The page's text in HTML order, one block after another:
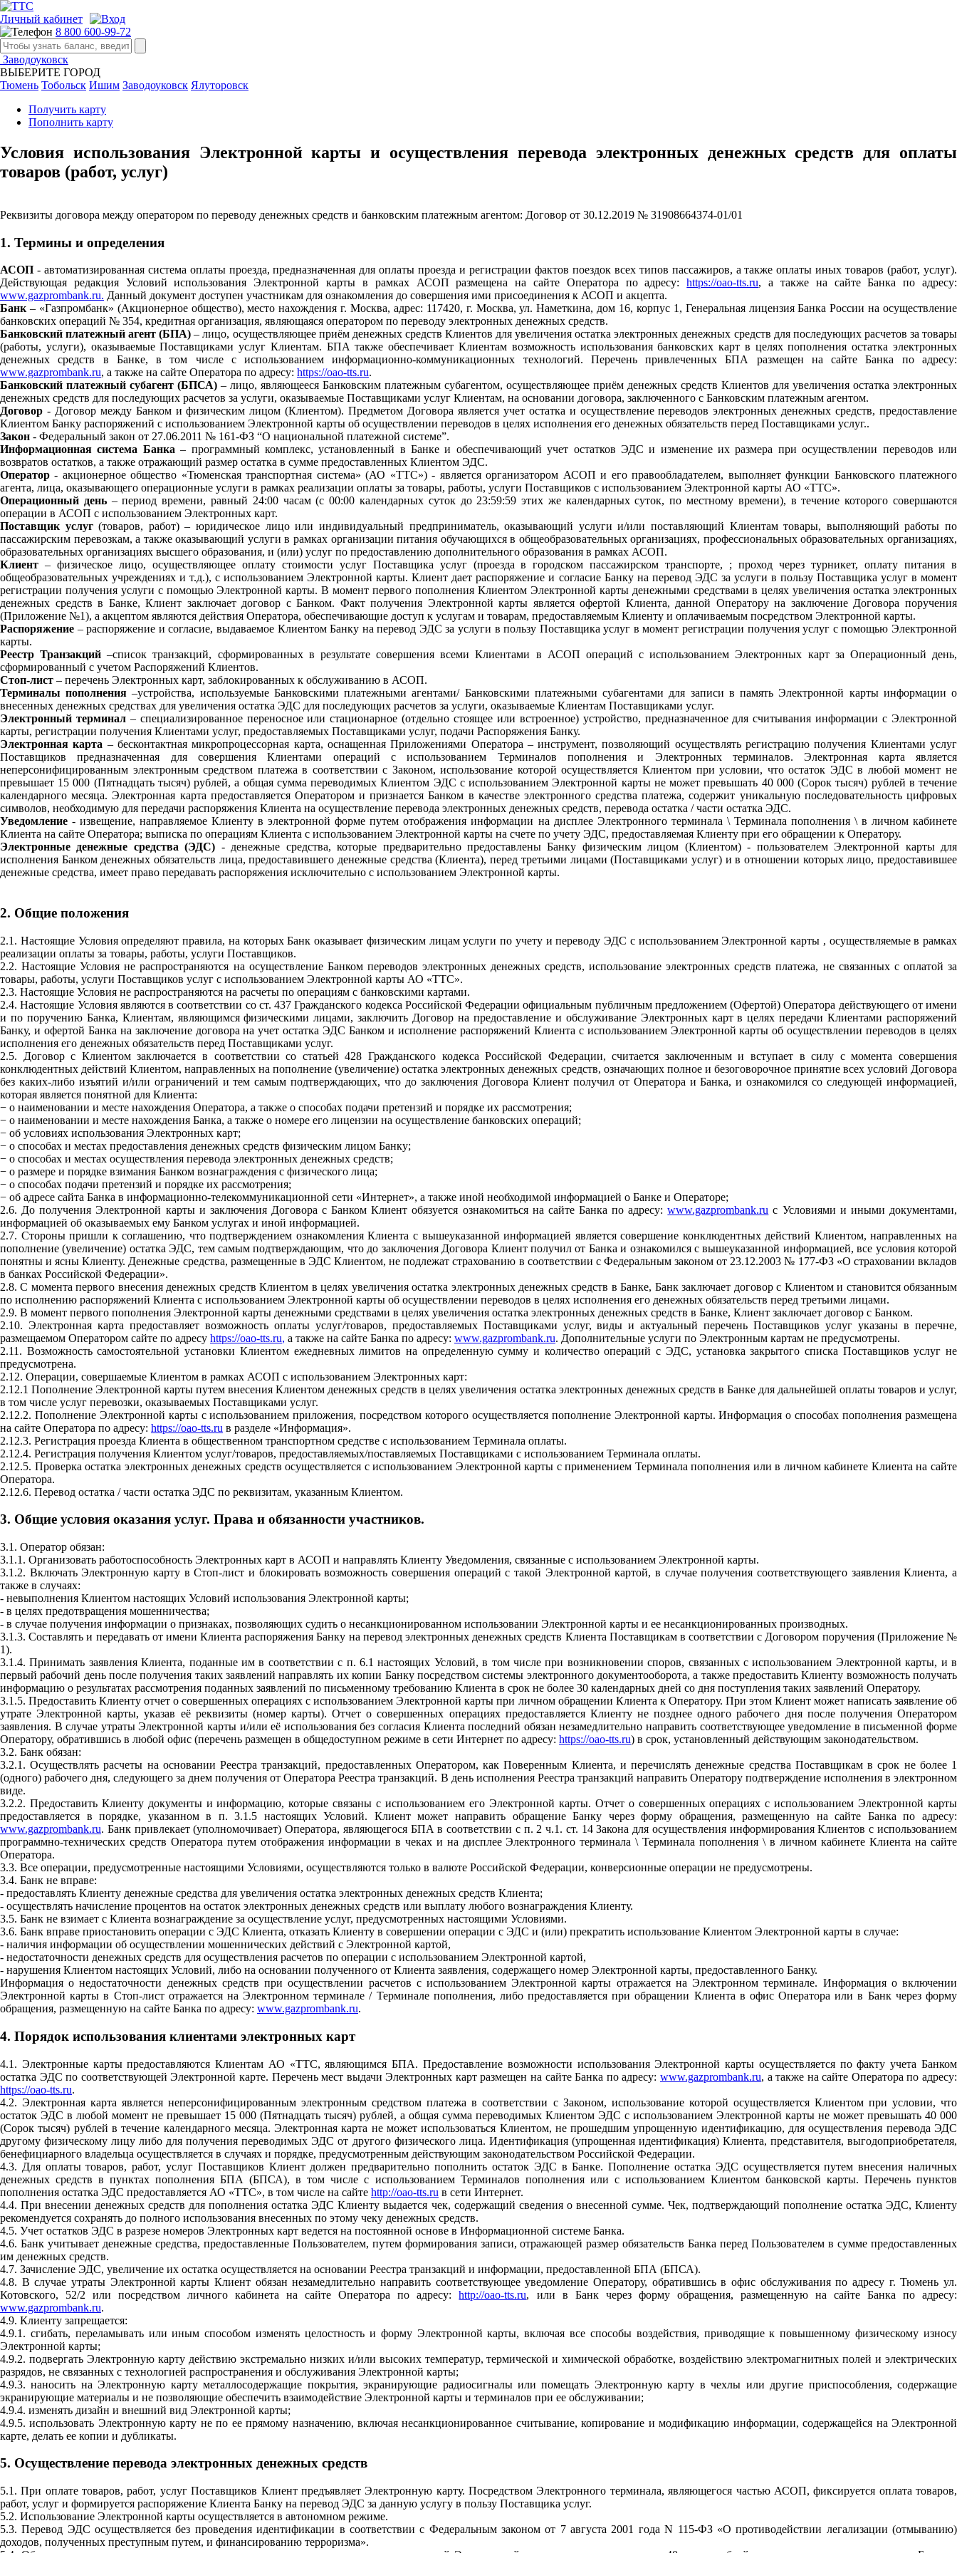
Личный кабинет
8 800 600-99-72
Заводоуковск
ВЫБЕРИТЕ ГОРОД
Тюмень Тобольск Ишим Заводоуковск Ялуторовск
Получить карту
Пополнить карту
Условия использования Электронной карты и осуществления перевода электронных денежных средств для оплаты
товаров (работ, услуг)
Реквизиты договора между оператором по переводу денежных средств и банковским платежным агентом: Договор от 30.12.2019 № 31908664374-01/01
1. Термины и определения
АСОП - автоматизированная система оплаты проезда, предназначенная для оплаты проезда и регистрации фактов поездок всех типов пассажиров, а также оплаты иных товаров (работ, услуг).
Действующая редакция Условий использования Электронной карты в рамках АСОП размещена на сайте Оператора по адресу:https://oao-tts.ru, а также на сайте Банка по адресу:
www.gazprombank.ru. Данный документ доступен участникам для ознакомления до совершения ими присоединения к АСОП и акцепта.
Банк – «Газпромбанк» (Акционерное общество), место нахождения г. Москва, адрес: 117420, г. Москва, ул. Наметкина, дом 16, корпус 1, Генеральная лицензия Банка России на осуществление
банковских операций № 354, кредитная организация, являющаяся оператором по переводу электронных денежных средств.
Банковский платежный агент (БПА) – лицо, осуществляющее приём денежных средств Клиентов для увеличения остатка электронных денежных средств для последующих расчетов за товары
(работы, услуги), оказываемые Поставщиками услуг Клиентам. БПА также обеспечивает Клиентам возможность использования банковских карт в целях пополнения остатка электронных
денежных средств в Банке, в том числе с использованием информационно-коммуникационных технологий. Перечень привлеченных БПА размещен на сайте Банка по адресу:
www.gazprombank.ru, а также на сайте Оператора по адресу: https://oao-tts.ru.
Банковский платежный субагент (БПСА) – лицо, являющееся Банковским платежным субагентом, осуществляющее приём денежных средств Клиентов для увеличения остатка электронных
денежных средств для последующих расчетов за услуги, оказываемые Поставщиками услуг Клиентам, на основании договора, заключенного с Банковским платежным агентом.
Договор - Договор между Банком и физическим лицом (Клиентом). Предметом Договора является учет остатка и осуществление переводов электронных денежных средств, предоставление
Клиентом Банку распоряжений с использованием Электронной карты об осуществлении переводов в целях исполнения его денежных обязательств перед Поставщиками услуг..
Закон - Федеральный закон от 27.06.2011 № 161-ФЗ “О национальной платежной системе”.
Информационная система Банка – программный комплекс, установленный в Банке и обеспечивающий учет остатков ЭДС и изменение их размера при осуществлении переводов или
возвратов остатков, а также отражающий размер остатка в сумме предоставленных Клиентом ЭДС.
Оператор- акционерное общество «Тюменская транспортная система» (АО «ТТС») - является организатором АСОП и его правообладателем, выполняет функции Банковского платежного
агента, лица, оказывающего операционные услуги в рамках реализации оплаты за товары, работы, услуги Поставщиков с использованием Электронной карты АО «ТТС».
Операционный день– период времени, равный 24:00 часам (с 00:00 календарных суток до 23:59:59 этих же календарных суток, по местному времени), в течение которого совершаются
операции в АСОП с использованием Электронных карт.
Поставщик услуг(товаров, работ) – юридическое лицо или индивидуальный предприниматель, оказывающий услуги и/или поставляющий Клиентам товары, выполняющий работы по
пассажирским перевозкам, а также оказывающий услуги в рамках организации питания обучающихся в общеобразовательных организациях, профессиональных образовательных организациях,
образовательных организациях высшего образования, и (или) услуг по предоставлению дополнительного образования в рамках АСОП.
Клиент – физическое лицо, осуществляющее оплату стоимости услуг Поставщика услуг (проезда в городском пассажирском транспорте, ; проход через турникет, оплату питания в
общеобразовательных учреждениях и т.д.), с использованием Электронной карты. Клиент дает распоряжение и согласие Банку на перевод ЭДС за услуги в пользу Поставщика услуг в момент
регистрации получения услуги с помощью Электронной карты. В момент первого пополнения Клиентом Электронной карты денежными средствами в целях увеличения остатка электронных
денежных средств в Банке, Клиент заключает договор с Банком. Факт получения Электронной карты является офертой Клиента, данной Оператору на заключение Договора поручения
(Приложение №1), а акцептом являются действия Оператора, обеспечивающие доступ к услугам и товарам, предоставляемым Клиенту и оплачиваемым посредством Электронной карты.
Распоряжение – распоряжение и согласие, выдаваемое Клиентом Банку на перевод ЭДС за услуги в пользу Поставщика услуг в момент регистрации получения услуг с помощью Электронной
карты.
Реестр Транзакций –список транзакций, сформированных в результате совершения всеми Клиентами в АСОП операций с использованием Электронных карт за Операционный день,
сформированный с учетом Распоряжений Клиентов.
Стоп-лист – перечень Электронных карт, заблокированных к обслуживанию в АСОП.
Терминалы пополнения –устройства, используемые Банковскими платежными агентами/ Банковскими платежными субагентами для записи в память Электронной карты информации о
внесенных денежных средствах для увеличения остатка ЭДС для последующих расчетов за услуги, оказываемые Клиентам Поставщиками услуг.
Электронный терминал– специализированное переносное или стационарное (отдельно стоящее или встроенное) устройство, предназначенное для считывания информации с Электронной
карты, регистрации получения Клиентами услуг, предоставляемых Поставщиками услуг, подачи Распоряжения Банку.
Электронная карта – бесконтактная микропроцессорная карта, оснащенная Приложениями Оператора – инструмент, позволяющий осуществлять регистрацию получения Клиентами услуг
Поставщиков предназначенная для совершения Клиентами операций с использованием Терминалов пополнения и Электронных терминалов. Электронная карта является
неперсонифицированным электронным средством платежа в соответствии с Законом, использование которой осуществляется Клиентом при условии, что остаток ЭДС в любой момент не
превышает 15 000 (Пятнадцать тысяч) рублей, а общая сумма переводимых Клиентом ЭДС с использованием Электронной карты не может превышать 40 000 (Сорок тысяч) рублей в течение
календарного месяца. Электронная карта предоставляется Оператором и признается Банком в качестве электронного средства платежа, содержит уникальную последовательность цифровых
символов, необходимую для передачи распоряжения Клиента на осуществление перевода электронных денежных средств, перевода остатка / части остатка ЭДС.
Уведомление - извещение, направляемое Клиенту в электронной форме путем отображения информации на дисплее Электронного терминала \ Терминала пополнения \ в личном кабинете
Клиента на сайте Оператора; выписка по операциям Клиента с использованием Электронной карты на счете по учету ЭДС, предоставляемая Клиенту при его обращении к Оператору.
Электронные денежные средства (ЭДС) - денежные средства, которые предварительно предоставлены Банку физическим лицом (Клиентом) - пользователем Электронной карты для
исполнения Банком денежных обязательств лица, предоставившего денежные средства (Клиента), перед третьими лицами (Поставщиками услуг) и в отношении которых лицо, предоставившее
денежные средства, имеет право передавать распоряжения исключительно с использованием Электронной карты.
2. Общие положения
2.1. Настоящие Условия определяют правила, на которых Банк оказывает физическим лицам услуги по учету и переводу ЭДС с использованием Электронной карты , осуществляемые в рамках
реализации оплаты за товары, работы, услуги Поставщиков.
2.2. Настоящие Условия не распространяются на осуществление Банком переводов электронных денежных средств, использование электронных средств платежа, не связанных с оплатой за
товары, работы, услуги Поставщиков услуг с использованием Электронной карты АО «ТТС».
2.3. Настоящие Условия не распространяются на расчеты по операциям с банковскими картами.
2.4. Настоящие Условия являются в соответствии со ст. 437 Гражданского кодекса Российской Федерации официальным публичным предложением (Офертой) Оператора действующего от имени
и по поручению Банка, Клиентам, являющимся физическими лицами, заключить Договор на предоставление и обслуживание Электронных карт в целях передачи Клиентами распоряжений
Банку, и офертой Банка на заключение договора на учет остатка ЭДС Банком и исполнение распоряжений Клиента с использованием Электронной карты об осуществлении переводов в целях
исполнения его денежных обязательств перед Поставщиками услуг.
2.5. Договор с Клиентом заключается в соответствии со статьей 428 Гражданского кодекса Российской Федерации, считается заключенным и вступает в силу с момента совершения
конклюдентных действий Клиентом, направленных на пополнение (увеличение) остатка электронных денежных средств, означающих полное и безоговорочное принятие всех условий Договора
без каких-либо изъятий и/или ограничений и тем самым подтверждающих, что до заключения Договора Клиент получил от Оператора и Банка, и ознакомился со следующей информацией,
которая является понятной для Клиента:
− о наименовании и месте нахождения Оператора, а также о способах подачи претензий и порядке их рассмотрения;
− о наименовании и месте нахождения Банка, а также о номере его лицензии на осуществление банковских операций;
− об условиях использования Электронных карт;
− о способах и местах предоставления денежных средств физическим лицом Банку;
− о способах и местах осуществления перевода электронных денежных средств;
− о размере и порядке взимания Банком вознаграждения с физического лица;
− о способах подачи претензий и порядке их рассмотрения;
− об адресе сайта Банка в информационно-телекоммуникационной сети «Интернет», а также иной необходимой информацией о Банке и Операторе;
2.6. До получения Электронной карты и заключения Договора с Банком Клиент обязуется ознакомиться на сайте Банка по адресу:www.gazprombank.ru с Условиями и иными документами,
информацией об оказываемых ему Банком услугах и иной информацией.
2.7. Стороны пришли к соглашению, что подтверждением ознакомления Клиента с вышеуказанной информацией является совершение конклюдентных действий Клиентом, направленных на
пополнение (увеличение) остатка ЭДС, тем самым подтверждающим, что до заключения Договора Клиент получил от Банка и ознакомился с вышеуказанной информацией, все условия которой
понятны и ясны Клиенту. Денежные средства, размещенные в ЭДС Клиентом, не подлежат страхованию в соответствии с Федеральным законом от 23.12.2003 № 177-ФЗ «О страховании вкладов
в банках Российской Федерации».
2.8. С момента первого внесения денежных средств Клиентом в целях увеличения остатка электронных денежных средств в Банке, Банк заключает договор с Клиентом и становится обязанным
по исполнению распоряжений Клиента с использованием Электронной карты об осуществлении переводов в целях исполнения его денежных обязательств перед третьими лицами.
2.9. В момент первого пополнения Электронной карты денежными средствами в целях увеличения остатка электронных денежных средств в Банке, Клиент заключает договор с Банком.
2.10. Электронная карта предоставляет возможность оплаты услуг/товаров, предоставляемых Поставщиками услуг, виды и актуальный перечень Поставщиков услуг указаны в перечне,
размещаемом Оператором сайте по адресу https://oao-tts.ru, а также на сайте Банка по адресу: www.gazprombank.ru. Дополнительные услуги по Электронным картам не предусмотрены.
2.11. Возможность самостоятельной установки Клиентом ежедневных лимитов на определенную сумму и количество операций с ЭДС, установка закрытого списка Поставщиков услуг не
предусмотрена.
2.12. Операции, совершаемые Клиентом в рамках АСОП с использованием Электронных карт:
2.12.1 Пополнение Электронной карты путем внесения Клиентом денежных средств в целях увеличения остатка электронных денежных средств в Банке для дальнейшей оплаты товаров и услуг,
в том числе услуг перевозки, оказываемых Поставщиками услуг.
2.12.2. Пополнение Электронной карты с использованием приложения, посредством которого осуществляется пополнение Электронной карты. Информация о способах пополнения размещена
на сайте Оператора по адресу: https://oao-tts.ru в разделе «Информация».
2.12.3. Регистрация проезда Клиента в общественном транспортном средстве с использованием Терминала оплаты.
2.12.4. Регистрация получения Клиентом услуг/товаров, предоставляемых/поставляемых Поставщиками с использованием Терминала оплаты.
2.12.5. Проверка остатка электронных денежных средств осуществляется с использованием Электронной карты с применением Терминала пополнения или в личном кабинете Клиента на сайте
Оператора.
2.12.6. Перевод остатка / части остатка ЭДС по реквизитам, указанным Клиентом.
3. Общие условия оказания услуг. Права и обязанности участников.
3.1. Оператор обязан:
3.1.1. Организовать работоспособность Электронных карт в АСОП и направлять Клиенту Уведомления, связанные с использованием Электронной карты.
3.1.2. Включать Электронную карту в Стоп-лист и блокировать возможность совершения операций с такой Электронной картой, в случае получения соответствующего заявления Клиента, а
также в случаях:
- невыполнения Клиентом настоящих Условий использования Электронной карты;
- в целях предотвращения мошенничества;
- в случае получения информации о признаках, позволяющих судить о несанкционированном использовании Электронной карты и ее несанкционированных производных.
3.1.3. Составлять и передавать от имени Клиента распоряжения Банку на перевод электронных денежных средств Клиента Поставщикам в соответствии с Договором поручения (Приложение №
1).
3.1.4. Принимать заявления Клиента, поданные им в соответствии с п. 6.1 настоящих Условий, в том числе при возникновении споров, связанных с использованием Электронной карты, и в
первый рабочий день после получения таких заявлений направлять их копии Банку посредством системы электронного документооборота, а также предоставить Клиенту возможность получать
информацию о результатах рассмотрения поданных заявлений по письменному требованию Клиента в срок не более 30 календарных дней со дня поступления таких заявлений Оператору.
3.1.5. Предоставить Клиенту отчет о совершенных операциях с использованием Электронной карты при личном обращении Клиента к Оператору. При этом Клиент может написать заявление об
утрате Электронной карты, указав её реквизиты (номер карты). Отчет о совершенных операциях предоставляется Клиенту не позднее одного рабочего дня после получения Оператором
заявления. В случае утраты Электронной карты и/или её использования без согласия Клиента последний обязан незамедлительно направить соответствующее уведомление в письменной форме
Оператору, обратившись в любой офис (перечень размещен в общедоступном режиме в сети Интернет по адресу: https://oao-tts.ru) в срок, установленный действующим законодательством.
3.2. Банк обязан:
3.2.1. Осуществлять расчеты на основании Реестра транзакций, предоставленных Оператором, как Поверенным Клиента, и перечислять денежные средства Поставщикам в срок не более 1
(одного) рабочего дня, следующего за днем получения от Оператора Реестра транзакций. В день исполнения Реестра транзакций направить Оператору подтверждение исполнения в электронном
виде.
3.2.2. Предоставить Клиенту документы и информацию, которые связаны с использованием его Электронной карты. Отчет о совершенных операциях с использованием Электронной карты
предоставляется в порядке, указанном в п. 3.1.5 настоящих Условий. Клиент может направить обращение Банку через форму обращения, размещенную на сайте Банка по адресу:
www.gazprombank.ru. Банк привлекает (уполномочивает) Оператора, являющегося БПА в соответствии с п. 2 ч.1. ст. 14 Закона для осуществления информирования Клиентов с использованием
программно-технических средств Оператора путем отображения информации в чеках и на дисплее Электронного терминала \ Терминала пополнения \ в личном кабинете Клиента на сайте
Оператора.
3.3. Все операции, предусмотренные настоящими Условиями, осуществляются только в валюте Российской Федерации, конверсионные операции не предусмотрены.
3.4. Банк не вправе:
- предоставлять Клиенту денежные средства для увеличения остатка электронных денежных средств Клиента;
- осуществлять начисление процентов на остаток электронных денежных средств или выплату любого вознаграждения Клиенту.
3.5. Банк не взимает с Клиента вознаграждение за осуществление услуг, предусмотренных настоящими Условиями.
3.6. Банк вправе приостановить операции с ЭДС Клиента, отказать Клиенту в совершении операции с ЭДС и (или) прекратить использование Клиентом Электронной карты в случае:
- наличия информации об осуществлении мошеннических действий с Электронной картой,
- недостаточности денежных средств для осуществления расчетов по операции с использованием Электронной картой,
- нарушения Клиентом настоящих Условий, либо на основании полученного от Клиента заявления, содержащего номер Электронной карты, предоставленного Банку.
Информация о недостаточности денежных средств при осуществлении расчетов с использованием Электронной карты отражается на Электронном терминале. Информация о включении
Электронной карты в Стоп-лист отражается на Электронном терминале / Терминале пополнения, либо предоставляется при обращении Клиента в офис Оператора или в Банк через форму
обращения, размещенную на сайте Банка по адресу: www.gazprombank.ru.
4. Порядок использования клиентами электронных карт
4.1. Электронные карты предоставляются Клиентам АО «ТТС, являющимся БПА. Предоставление возможности использования Электронной карты осуществляется по факту учета Банком
остатка ЭДС по соответствующей Электронной карте. Перечень мест выдачи Электронных карт размещен на сайте Банка по адресу: www.gazprombank.ru, а также на сайте Оператора по адресу:
https://oao-tts.ru.
4.2. Электронная карта является неперсонифицированным электронным средством платежа в соответствии с Законом, использование которой осуществляется Клиентом при условии, что
остаток ЭДС в любой момент не превышает 15 000 (Пятнадцать тысяч) рублей, а общая сумма переводимых Клиентом ЭДС с использованием Электронной карты не может превышать 40 000
(Сорок тысяч) рублей в течение календарного месяца. Электронная карта не может использоваться Клиентом, не прошедшим упрощенную идентификацию, для осуществления перевода ЭДС
другому физическому лицу либо для получения переводимых ЭДС от другого физического лица. Идентификация (упрощенная идентификация) Клиента, представителя, выгодоприобретателя,
бенефициарного владельца осуществляется в случаях и порядке, предусмотренным действующим законодательством Российской Федерации.
4.3. Для оплаты товаров, работ, услуг Поставщиков Клиент должен предварительно пополнить остаток ЭДС в Банке. Пополнение остатка ЭДС осуществляется путем внесения наличных
денежных средств в пунктах пополнения БПА (БПСА), в том числе с использованием Терминалов пополнения или с использованием Клиентом банковской карты. Перечень пунктов
пополнения остатка ЭДС предоставляется АО «ТТС», в том числе на сайте http://oao-tts.ru в сети Интернет.
4.4. При внесении денежных средств для пополнения остатка ЭДС Клиенту выдается чек, содержащий сведения о внесенной сумме. Чек, подтверждающий пополнение остатка ЭДС, Клиенту
рекомендуется сохранять до полного использования внесенных по этому чеку денежных средств.
4.5. Учет остатков ЭДС в разрезе номеров Электронных карт ведется на постоянной основе в Информационной системе Банка.
4.6. Банк учитывает денежные средства, предоставленные Пользователем, путем формирования записи, отражающей размер обязательств Банка перед Пользователем в сумме предоставленных
им денежных средств.
4.7. Зачисление ЭДС, увеличение их остатка осуществляется на основании Реестра транзакций и информации, предоставленной БПА (БПСА).
4.8. В случае утраты Электронной карты Клиент обязан незамедлительно направить соответствующее уведомление Оператору, обратившись в офис обслуживания по адресу г. Тюмень ул.
Котовского, 52/2 или посредством личного кабинета на сайте Оператора по адресу:http://oao-tts.ru, или в Банк через форму обращения, размещенную на сайте Банка по адресу:
www.gazprombank.ru.
4.9. Клиенту запрещается:
4.9.1. сгибать, переламывать или иным способом изменять целостность и форму Электронной карты, включая все способы воздействия, приводящие к повышенному физическому износу
Электронной карты;
4.9.2. подвергать Электронную карту действию экстремально низких и/или высоких температур, термической и химической обработке, воздействию электромагнитных полей и электрических
разрядов, не связанных с технологией распространения и обслуживания Электронной карты;
4.9.3. наносить на Электронную карту металлосодержащие покрытия, экранирующие радиосигналы или помещать Электронную карту в чехлы или другие приспособления, содержащие
экранирующие материалы и не позволяющие обеспечить взаимодействие Электронной карты и терминалов при ее обслуживании;
4.9.4. изменять дизайн и внешний вид Электронной карты;
4.9.5. использовать Электронную карту не по ее прямому назначению, включая несанкционированное считывание, копирование и модификацию информации, содержащейся на Электронной
карте, делать ее копии и дубликаты.
5. Осуществление перевода электронных денежных средств
5.1. При оплате товаров, работ, услуг Поставщиков Клиент предъявляет Электронную карту. Посредством Электронного терминала, являющегося частью АСОП, фиксируется оплата товаров,
работ, услуг и формируется распоряжение Клиента Банку на перевод ЭДС за данную услугу в пользу Поставщика услуг.
5.2. Использование Электронной карты осуществляется в автономном режиме.
5.3. Перевод ЭДС осуществляется без проведения идентификации в соответствии с Федеральным законом от 7 августа 2001 года N 115-ФЗ «О противодействии легализации (отмыванию)
доходов, полученных преступным путем, и финансированию терроризма».